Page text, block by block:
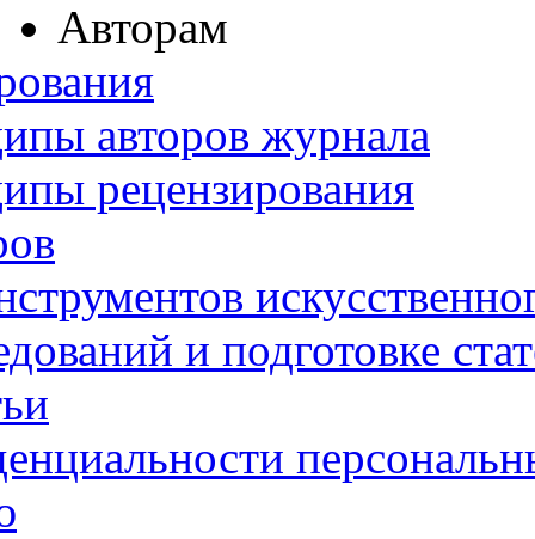
Авторам
авторов журнала
рецензирования
и подготовке